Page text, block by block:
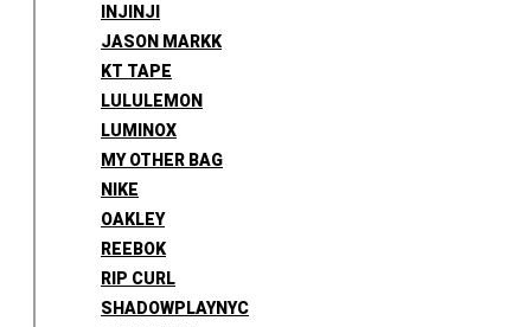
INJINJI
JASON MARKK
KT TAPE
LULULEMON
LUMINOX
MY OTHER BAG
NIKE
OAKLEY
REEBOK
RIP CURL
SHADOWPLAYNYC